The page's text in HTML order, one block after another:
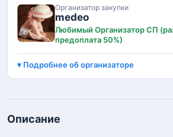
Организатор закупки
medeo
Любимый Организатор СП
предоплата 50%)
Подробнее об организаторе
Описание